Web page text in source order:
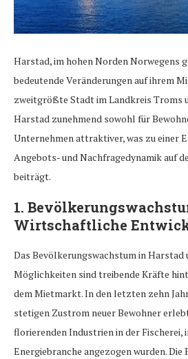
Harstad, im hohen Norden Norwegens
bedeutende Veränderungen auf ihrem
zweitgrößte Stadt im Landkreis Troms
Harstad zunehmend sowohl für
Unternehmen attraktiver, was zu einer
Angebots- und Nachfragedynamik auf
beiträgt.
1.
Wirtschaftliche
Das Bevölkerungswachstum in
Möglichkeiten sind treibende Kräfte
dem Mietmarkt. In den letzten zehn
stetigen Zustrom neuer Bewohner
florierenden Industrien in der Fischerei,
Energiebranche angezogen wurden. Die